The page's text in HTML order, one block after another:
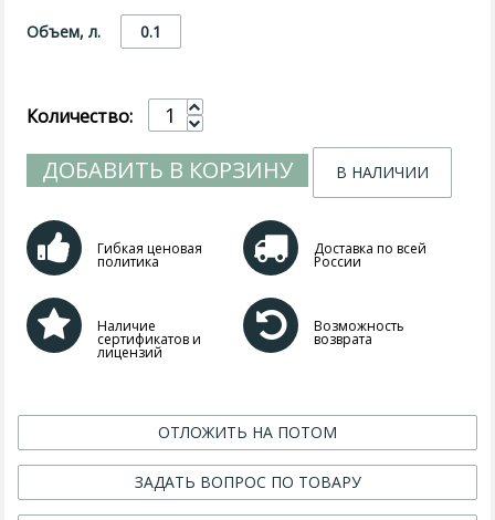
Объем, л. 0.1
Количество:
ДОБАВИТЬ В КОРЗИНУ В НАЛИЧИИ
Гибкая ценовая
политика
Доставка по всей
России
Наличие
сертификатов и
лицензий
Возможность
возврата
ОТЛОЖИТЬ НА ПОТОМ
ЗАДАТЬ ВОПРОС ПО ТОВАРУ